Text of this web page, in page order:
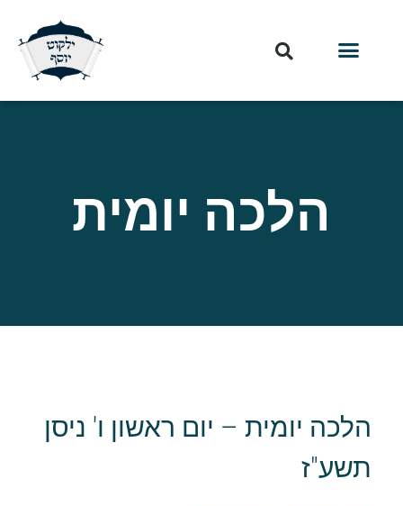
הלכה יומית
הלכה יומית – יום ראשון ו' ניסן
תשע"ז